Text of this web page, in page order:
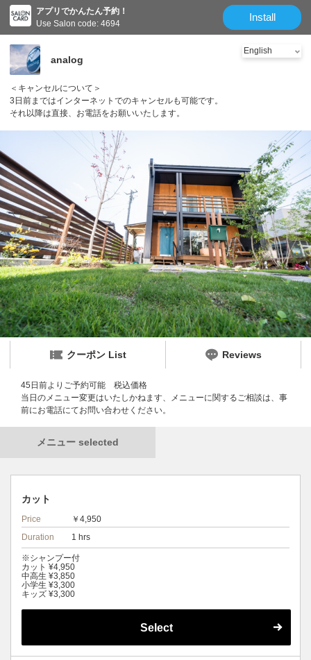
アプリでかんたん予約！
Use Salon code: 4694
Install
analog
＜キャンセルについて＞
3日前まではインターネットでのキャンセルも可能です。
それ以降は直接、お電話をお願いいたします。
クーポン List Reviews
45日前よりご予約可能 税込価格
当日のメニュー変更はいたしかねます、メニューに関するご相談は、事
前にお電話にてお問い合わせください。
メニュー selected
カット
Price
￥4,950
Duration
1 hrs
※シャンプー付
カット ¥4,950
中高生 ¥3,850
小学生 ¥3,300
キッズ ¥3,300
Select